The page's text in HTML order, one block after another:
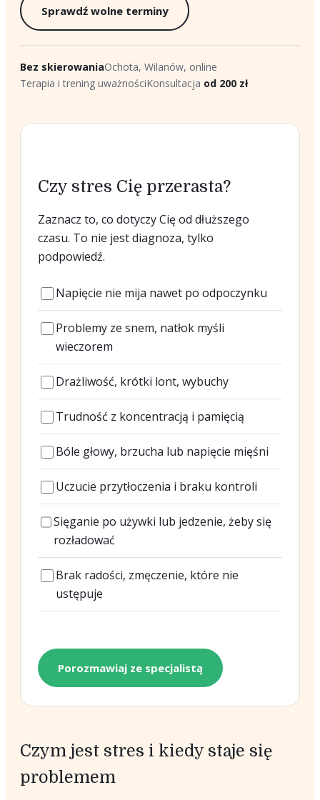
Sprawdź wolne terminy
Bez skierowaniaOchota, Wilanów, online
Terapia i trening uważnościKonsultacja od 200 zł
Czy stres Cię przerasta?
Zaznacz to, co dotyczy Cię od dłuższego
czasu. To nie jest diagnoza, tylko
podpowiedź.
Napięcie nie mija nawet po odpoczynku
Problemy ze snem, natłok myśli
wieczorem
Drażliwość, krótki lont, wybuchy
Trudność z koncentracją i pamięcią
Bóle głowy, brzucha lub napięcie mięśni
Uczucie przytłoczenia i braku kontroli
Sięganie po używki lub jedzenie, żeby się
rozładować
Brak radości, zmęczenie, które nie
ustępuje
Porozmawiaj ze specjalistą
Czym jest stres i kiedy staje się
problemem